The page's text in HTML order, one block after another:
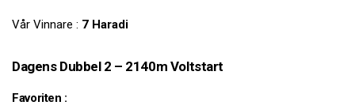
Vår Vinnare : 7 Haradi
Dagens Dubbel 2 – 2140m Voltstart
Favoriten :